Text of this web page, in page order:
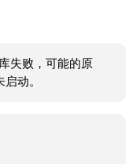
失败，可能的原
动。